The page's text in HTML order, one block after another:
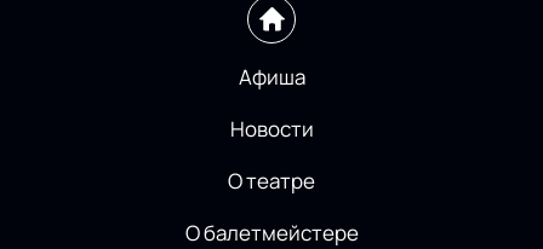
Афиша
Новости
О театре
О балетмейстере